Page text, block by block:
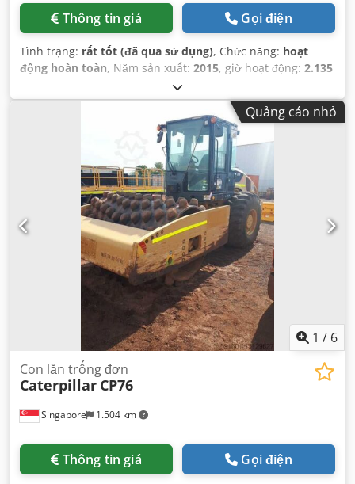
Thông tin giá Gọi điện
Tình trạng: rất tốt (đã qua sử dụng), Chức năng: hoạt
động hoàn toàn, Năm sản xuất: 2015, giờ hoạt động: 2.135
CAT0308EPMY201796
Quảng cáo nhỏ
1 / 6
Singapore 1.504 km
Con lăn trống đơn
Caterpillar CP76
Thông tin giá Gọi điện